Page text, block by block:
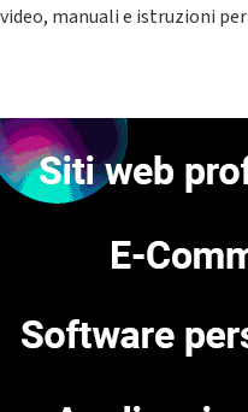
video, manuali e istruzioni per